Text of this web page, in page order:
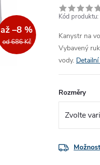
od 686 Kč
až –8 %
Kód produktu:
Kanystr na
Vybavený
vody.
Rozměry